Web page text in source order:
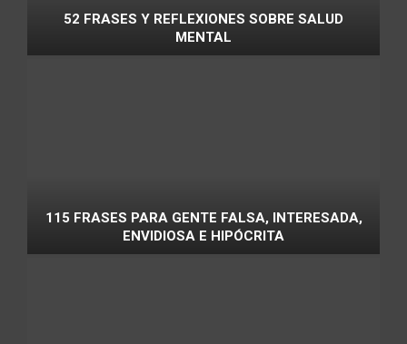
52 FRASES Y REFLEXIONES SOBRE SALUD
MENTAL
115 FRASES PARA GENTE FALSA, INTERESADA,
ENVIDIOSA E HIPÓCRITA